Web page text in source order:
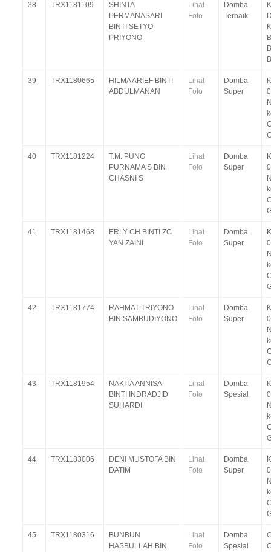
38 TRX1181109
SHINTA
PERMANASARI
BINTI SETYO
PRIYONO
Lihat
Foto
Domba
Terbaik
39 TRX1180665
HILMA ARIEF BINTI
ABDULMANAN
Lihat
Foto
Domba
Super
40 TRX1181224
T.M. PUNG
PURNAMA S BIN
CHASNI S
Lihat
Foto
Domba
Super
41 TRX1181468
ERLY CH BINTI ZC
YAN ZAINI
Lihat
Foto
Domba
Super
42 TRX1181774
RAHMAT TRIYONO
BIN SAMBUDIYONO
Lihat
Foto
Domba
Super
43 TRX1181954
NAKITA ANNISA
BINTI INDRADJID
SUHARDI
Lihat
Foto
Domba
Spesial
44 TRX1183006
DENI MUSTOFA BIN
DATIM
Lihat
Foto
Domba
Super
45 TRX1180316
BUNBUN
HASBULLAH BIN
Lihat
Foto
Domba
Spesial